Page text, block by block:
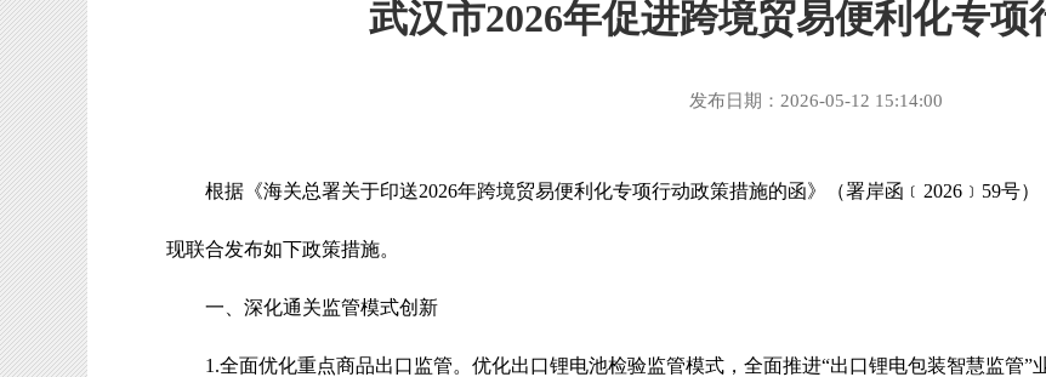
武汉市2026年促进跨境贸易便利化专项
发布日期：2026-05-12 15:14:00
根据《海关总署关于印送2026年跨境贸易便利化专项行动政策措施的函》（署岸函﹝ 2026 ﹞ 59号）
现联合发布如下政策措施。
一、 深化通关监管模式创新
1.全面优化重点商品出口监管。 优化出口锂电池检验监管模式，全面推进“出口锂电包装智慧监管”